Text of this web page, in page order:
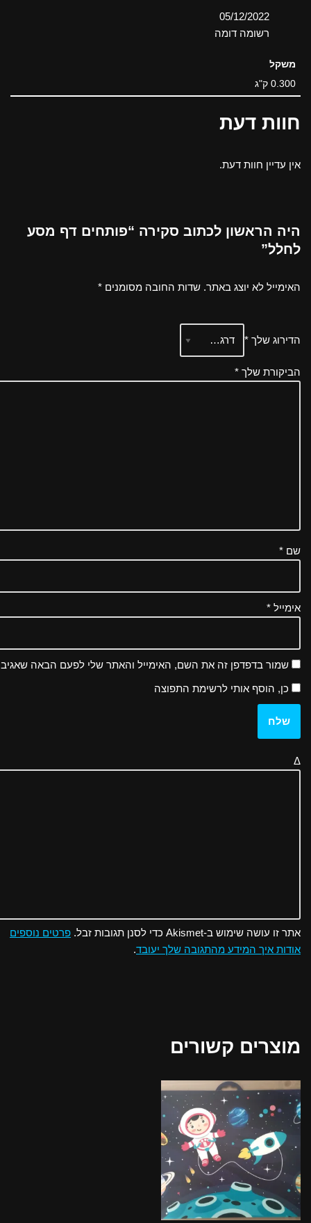
תאריך05/12/2022
בהקשר ל-
רשומה דומה
משקל
0.300 ק"ג
חוות דעת
אין עדיין חוות דעת.
היה הראשון לכתוב סקירה “פותחים דף מסע
לחלל”
האימייל לא יוצג באתר. שדות החובה מסומנים *
הדירוג שלך *
הביקורת שלך *
שם *
אימייל *
שמור בדפדפן זה את השם, האימייל והאתר שלי לפעם הבאה
כן, הוסף אותי לרשימת התפוצה
Δ
אתר זו עושה שימוש ב-Akismet כדי לסנן תגובות זבל.
פרטים נוספים
אודות איך המידע מהתגובה שלך יעובד.
מוצרים קשורים